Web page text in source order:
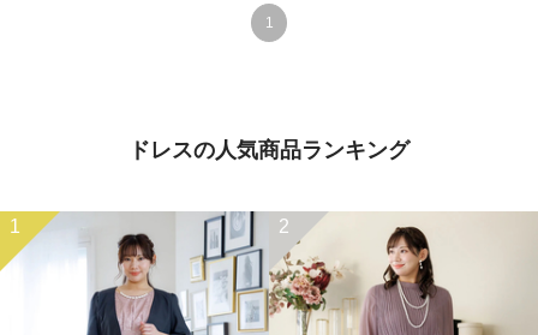
1
ドレスの人気商品ランキング
1 2